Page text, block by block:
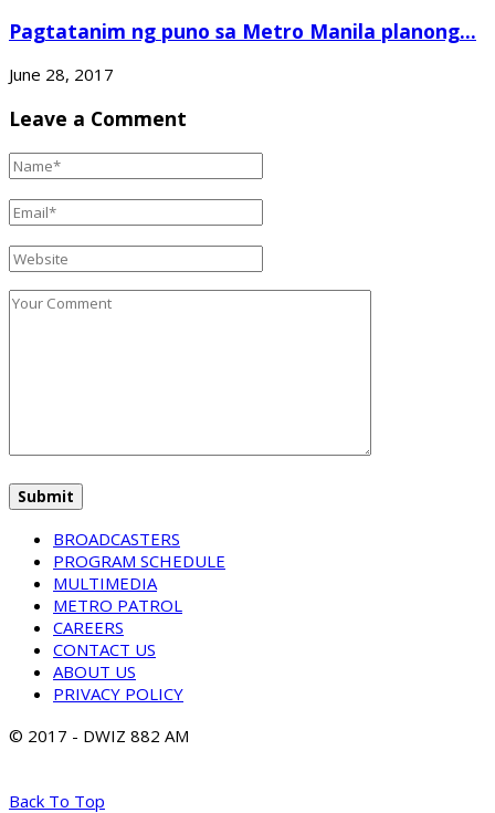
Pagtatanim ng puno sa Metro Manila planong...
June 28, 2017
Leave a Comment
BROADCASTERS
PROGRAM SCHEDULE
MULTIMEDIA
METRO PATROL
CAREERS
CONTACT US
ABOUT US
PRIVACY POLICY
© 2017 - DWIZ 882 AM
Back To Top